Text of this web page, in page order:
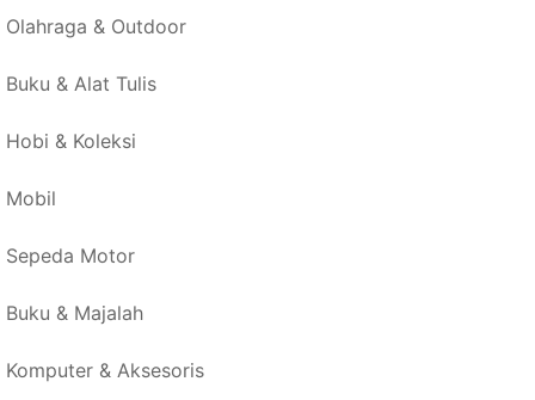
Olahraga & Outdoor
Buku & Alat Tulis
Hobi & Koleksi
Mobil
Sepeda Motor
Buku & Majalah
Komputer & Aksesoris